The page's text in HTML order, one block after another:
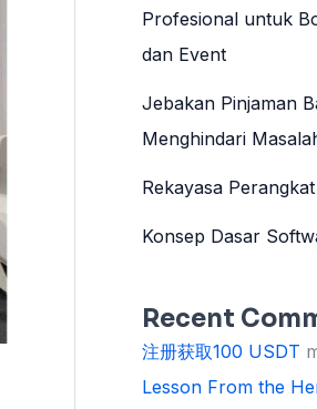
Profesional untuk
dan Event
Jebakan Pinjaman
Menghindari
Rekayasa
Konsep Dasar
Recent
注册获取100 USDT
Lesson From the